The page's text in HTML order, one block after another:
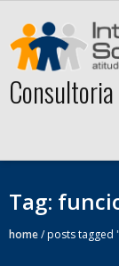
content
Tag:
home/posts tagged